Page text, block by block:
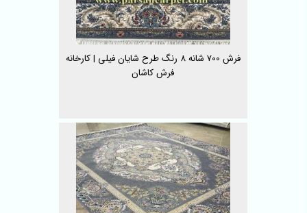
فرش 700 شانه 8 رنگ طرح شایان فیلی | کارخانه
فرش کاشان